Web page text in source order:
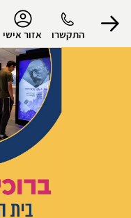
התקשרו אזור אישי